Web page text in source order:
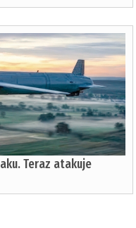
Teraz atakuje